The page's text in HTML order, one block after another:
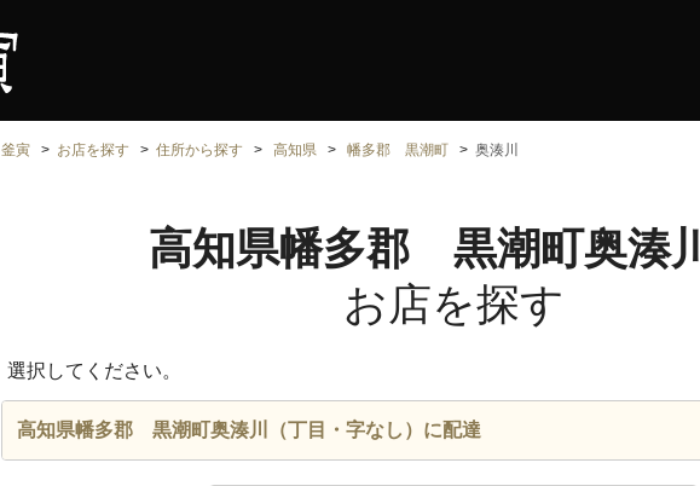
釜寅 お店を探す 住所から探す 高知県 幡多郡 黒潮町 奥湊川
高知県幡多郡 黒潮町奥湊川
お店を探す
選択してください。
高知県幡多郡 黒潮町奥湊川（丁目・字なし）に配達